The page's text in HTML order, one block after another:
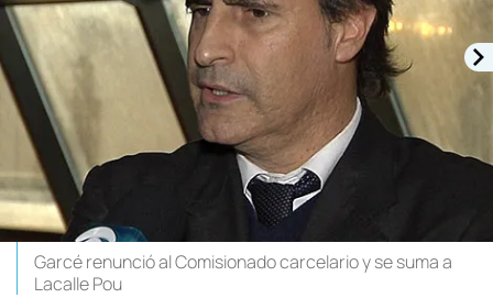
Garcé renunció al Comisionado carcelario y se suma a
Lacalle Pou